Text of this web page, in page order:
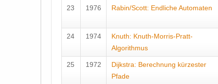
23 1976 Rabin/Scott: Endliche Automaten
24 1974
Knuth: Knuth-Morris-Pratt-
Algorithmus
25 1972
Dijkstra: Berechnung kürzester
Pfade